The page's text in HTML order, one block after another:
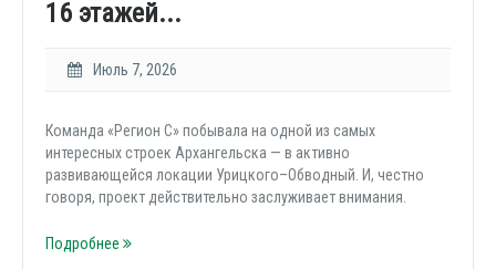
16 этажей...
Июль 7, 2026
Команда «Регион С» побывала на одной из самых
интересных строек Архангельска — в активно
развивающейся локации Урицкого–Обводный. И, честно
говоря, проект действительно заслуживает внимания.
Подробнее